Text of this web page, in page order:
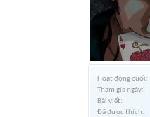
Hoạt động cuối:
Tham gia ngày:
Bài viết:
Đã được thích: